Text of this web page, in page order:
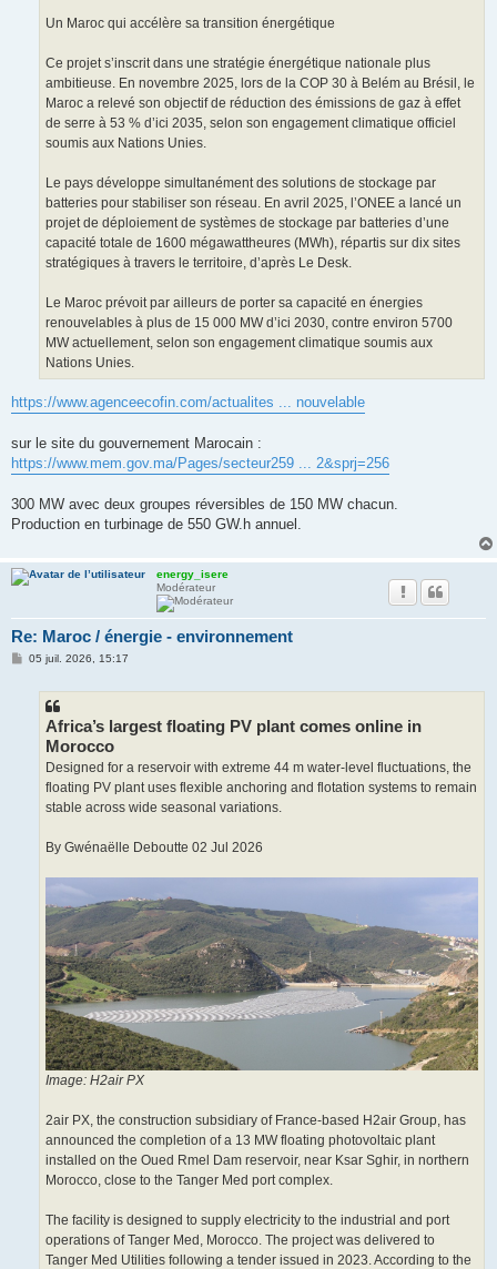
Un Maroc qui accélère sa transition énergétique
Ce projet s’inscrit dans une stratégie énergétique nationale plus
ambitieuse. En novembre 2025, lors de la COP 30 à Belém au Brésil, le
Maroc a relevé son objectif de réduction des émissions de gaz à effet
de serre à 53 % d’ici 2035, selon son engagement climatique officiel
soumis aux Nations Unies.
Le pays développe simultanément des solutions de stockage par
batteries pour stabiliser son réseau. En avril 2025, l’ONEE a lancé un
projet de déploiement de systèmes de stockage par batteries d’une
capacité totale de 1600 mégawattheures (MWh), répartis sur dix sites
stratégiques à travers le territoire, d’après Le Desk.
Le Maroc prévoit par ailleurs de porter sa capacité en énergies
renouvelables à plus de 15 000 MW d’ici 2030, contre environ 5700
MW actuellement, selon son engagement climatique soumis aux
Nations Unies.
https://www.agenceecofin.com/actualites ... nouvelable
sur le site du gouvernement Marocain :
https://www.mem.gov.ma/Pages/secteur259 ... 2&sprj=256
300 MW avec deux groupes réversibles de 150 MW chacun.
Production en turbinage de 550 GW.h annuel.
energy_isere
Modérateur
Re: Maroc / énergie - environnement
M05 juil. 2026, 15:17
Africa’s largest floating PV plant comes online in
Morocco
Designed for a reservoir with extreme 44 m water-level fluctuations, the
floating PV plant uses flexible anchoring and flotation systems to remain
stable across wide seasonal variations.
By Gwénaëlle Deboutte 02 Jul 2026
Image: H2air PX
2air PX, the construction subsidiary of France-based H2air Group, has
announced the completion of a 13 MW floating photovoltaic plant
installed on the Oued Rmel Dam reservoir, near Ksar Sghir, in northern
Morocco, close to the Tanger Med port complex.
The facility is designed to supply electricity to the industrial and port
operations of Tanger Med, Morocco. The project was delivered to
Tanger Med Utilities following a tender issued in 2023. According to the